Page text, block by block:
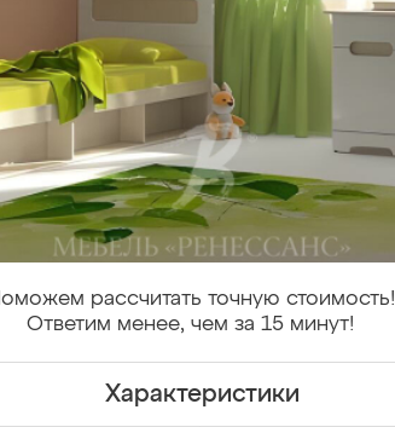
рассчитать точную стоимость!
Ответим менее, чем за 15 минут!
Характеристики